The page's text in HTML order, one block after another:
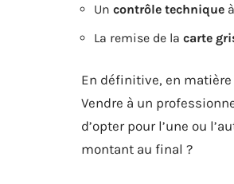
Un contrôle technique
La remise de la carte
En définitive, en matière
Vendre à un
d’opter pour l’une ou
montant au final ?